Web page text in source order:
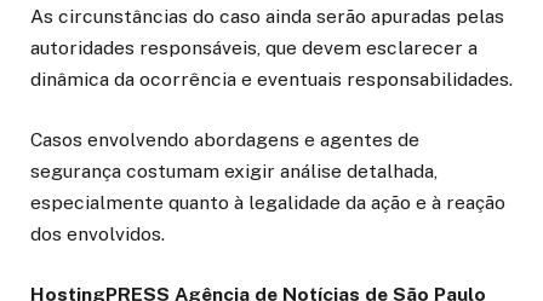
As circunstâncias do caso ainda serão apuradas pelas
autoridades responsáveis, que devem esclarecer a
dinâmica da ocorrência e eventuais responsabilidades.
Casos envolvendo abordagens e agentes de
segurança costumam exigir análise detalhada,
especialmente quanto à legalidade da ação e à reação
dos envolvidos.
HostingPRESS Agência de Notícias de São Paulo